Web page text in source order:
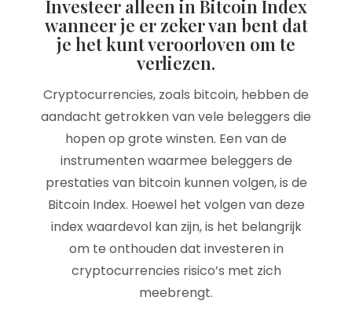
Investeer alleen in Bitcoin Index
wanneer je er zeker van bent dat
je het kunt veroorloven om te
verliezen.
Cryptocurrencies, zoals bitcoin, hebben de
aandacht getrokken van vele beleggers die
hopen op grote winsten. Een van de
instrumenten waarmee beleggers de
prestaties van bitcoin kunnen volgen, is de
Bitcoin Index. Hoewel het volgen van deze
index waardevol kan zijn, is het belangrijk
om te onthouden dat investeren in
cryptocurrencies risico’s met zich
meebrengt.